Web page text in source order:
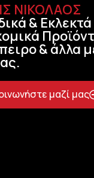
ΝΙΚΟΛΑΟΣ
& Εκλεκτά
& άλλα
μαζί μας